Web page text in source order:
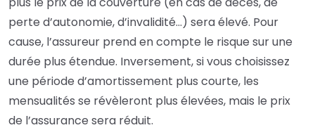
perte d’autonomie, d’invalidité…) sera élevé. Pour
cause, l’assureur prend en compte le risque sur une
durée plus étendue. Inversement, si vous choisissez
une période d’amortissement plus courte, les
mensualités se révèleront plus élevées, mais le prix
de l’assurance sera réduit.